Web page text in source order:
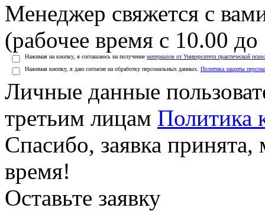
Менеджер свяжется с
(рабочее время с 10.00
Нажимая на кнопку, я соглашаюсь на получение материалов от Университета практической
Нажимая кнопку, я даю согласие на обработку персональных данных. Политика защиты
Личные данные
третьим лицам Политика
Спасибо, заявка
время!
Оставьте заявку